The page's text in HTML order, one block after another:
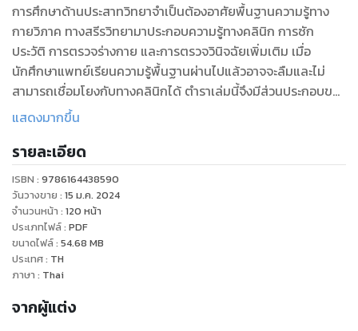
การศึกษาด้านประสาทวิทยาจำเป็นต้องอาศัยพื้นฐานความรู้ทาง
กายวิภาค ทางสรีรวิทยามาประกอบความรู้ทางคลินิก การซัก
ประวัติ การตรวจร่างกาย และการตรวจวินิจฉัยเพิ่มเติม เมื่อ
นักศึกษาแพทย์เรียนความรู้พื้นฐานผ่านไปแล้วอาจจะลืมและไม่
สามารถเชื่อมโยงกับทางคลินิกได้ ตำราเล่มนี้จึงมีส่วนประกอบของ
เนื้อหาวิชาทางกายวิภาคและสรีรวิทยาที่จำเป็นสำหรับนักศึกษา
หมายให้เกิดความเข้าใจในเนื้อหาด้านประสาทวิทยามากขึ้น
ผู้นิพนธ์หวังว่าเมื่อผู้อ่านสามารถทำความเข้าใจได้แล้ว จะเกิดความ
มั่นใจในความรู้ทางประสาทวิทยามากขึ้น รู้สึกว่าโรคทางระบบ
ประสาทไม่ได้ยากเกินไป การดูแลผู้ป่วยด้านประสาทวิทยาจะมี
ความสุขมากขึ้น
นอกจากเนื้อหาในรูปแบบบทความแล้ว ยังมีการแสดงการตรวจ
ร่างกาย ตลอดจนอาการแสดงของผู้ป่วยด้วยคลิปวิดีโอ ซึ่งจะช่วย
ร่างกายมนุษย์ซึ่งรวมถึงระบบประสาทมีความหลากหลายและซับ
แสดงมากขึ้น
รายละเอียด
ISBN : 9786164438590
วันวางขาย : 15 ม.ค. 2024
จำนวนหน้า : 120 หน้า
ประเภทไฟล์: PDF
ขนาดไฟล์: 54.68 MB
ประเทศ: TH
ภาษา : Thai
จากผู้แต่ง